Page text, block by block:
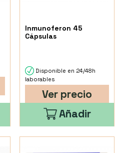
Inmunoferon 45
Cápsulas
Disponible en 24/48h
laborables
Ver precio
Añadir